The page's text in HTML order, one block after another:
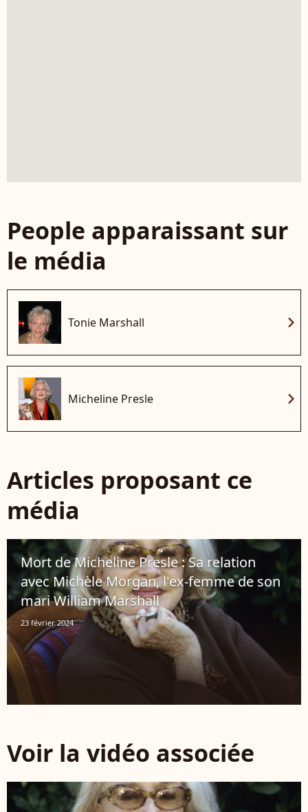
People apparaissant sur
le média
Tonie Marshall chevron_right
Micheline Presle chevron_right
Articles proposant ce
média
Mort de Micheline Presle : Sa relation
avec Michèle Morgan, l'ex-femme de son
mari William Marshall
23 février 2024
Voir la vidéo associée